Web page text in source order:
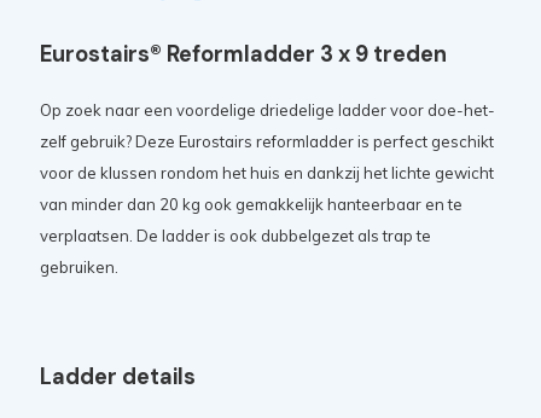
Eurostairs® Reformladder 3 x 9 treden
Op zoek naar een voordelige driedelige ladder voor doe-het-
zelf gebruik? Deze Eurostairs reformladder is perfect geschikt
voor de klussen rondom het huis en dankzij het lichte gewicht
van minder dan 20 kg ook gemakkelijk hanteerbaar en te
verplaatsen. De ladder is ook dubbelgezet als trap te
gebruiken.
Ladder details